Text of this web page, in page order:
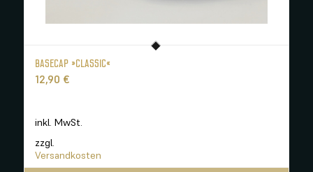
BASECAP »CLASSIC«
12,90 €
inkl. MwSt.
zzgl.
Versandkosten